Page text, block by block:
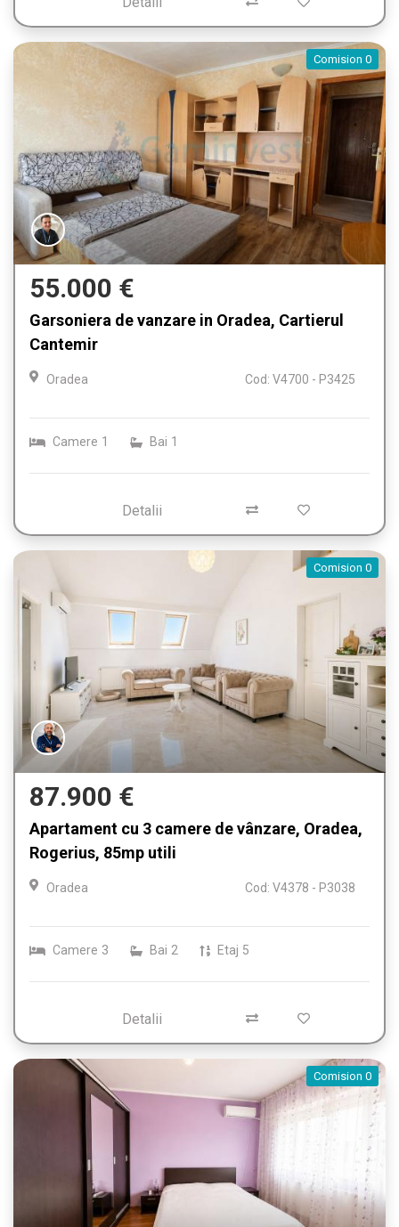
Comision 0
55.000 €
Garsoniera de vanzare in Oradea, Cartierul
Cantemir
Oradea Cod: V4700 - P3425
Camere 1 Bai 1
Detalii
Comision 0
87.900 €
Apartament cu 3 camere de vânzare, Oradea,
Rogerius, 85mp utili
Oradea Cod: V4378 - P3038
Camere 3 Bai 2 Etaj 5
Detalii
Comision 0